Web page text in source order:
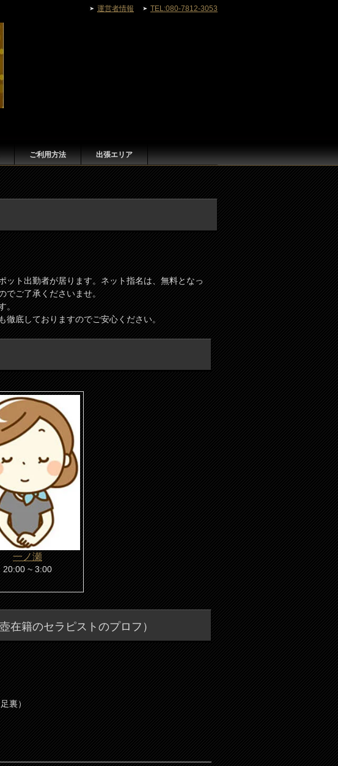
ご利用方法 出張エリア
ット出勤者が居ります。ネット指名は、無料となっ
でご了承くださいませ。
。
徹底しておりますのでご安心ください。
一ノ瀬
20:00 ~ 3:00
在籍のセラピストのプロフ）
裏）
運営者情報 TEL:080-7812-3053